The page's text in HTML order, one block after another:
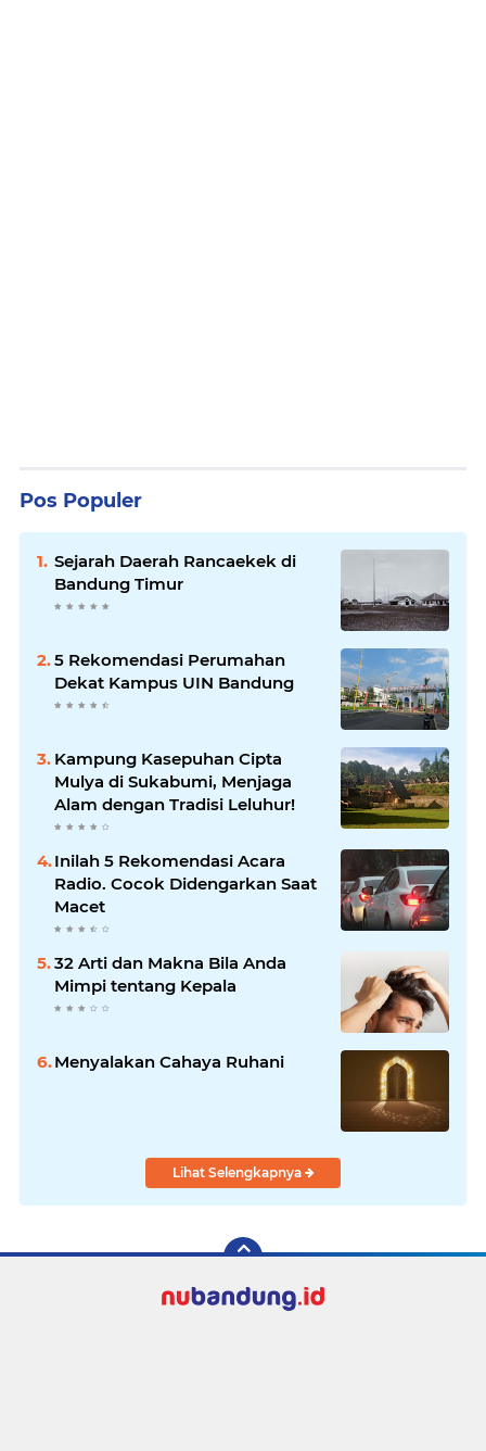
Pos Populer
Sejarah Daerah Rancaekek di
Bandung Timur
5 Rekomendasi Perumahan
Dekat Kampus UIN Bandung
Kampung Kasepuhan Cipta
Mulya di Sukabumi, Menjaga
Alam dengan Tradisi Leluhur!
Inilah 5 Rekomendasi Acara
Radio. Cocok Didengarkan Saat
Macet
32 Arti dan Makna Bila Anda
Mimpi tentang Kepala
Menyalakan Cahaya Ruhani
Lihat Selengkapnya